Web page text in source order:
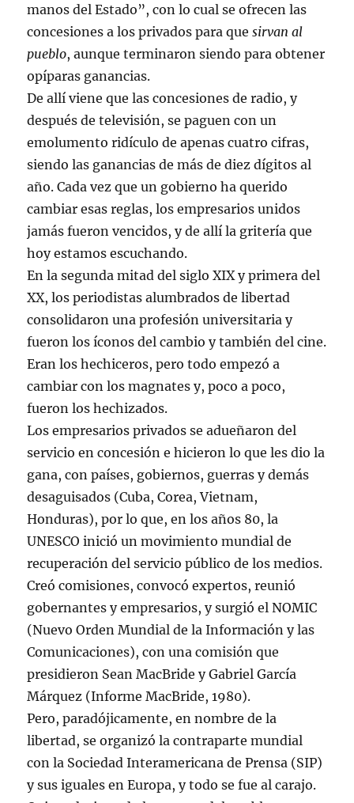
manos del Estado”, con lo cual se ofrecen las
concesiones a los privados para quesirvan al
pueblo, aunque terminaron siendo para obtener
opíparas ganancias.
De allí viene que las concesiones de radio, y
después de televisión, se paguen con un
emolumento ridículo de apenas cuatro cifras,
siendo las ganancias de más de diez dígitos al
año. Cada vez que un gobierno ha querido
cambiar esas reglas, los empresarios unidos
jamás fueron vencidos, y de allí la gritería que
hoy estamos escuchando.
En la segunda mitad del siglo XIX y primera del
XX, los periodistas alumbrados de libertad
consolidaron una profesión universitaria y
fueron los íconos del cambio y también del cine.
Eran los hechiceros, pero todo empezó a
cambiar con los magnates y, poco a poco,
fueron los hechizados.
Los empresarios privados se adueñaron del
servicio en concesión e hicieron lo que les dio la
gana, con países, gobiernos, guerras y demás
desaguisados (Cuba, Corea, Vietnam,
Honduras), por lo que, en los años 80, la
UNESCO inició un movimiento mundial de
recuperación del servicio público de los medios.
Creó comisiones, convocó expertos, reunió
gobernantes y empresarios, y surgió el NOMIC
(Nuevo Orden Mundial de la Información y las
Comunicaciones), con una comisión que
presidieron Sean MacBride y Gabriel García
Márquez (Informe MacBride, 1980).
Pero, paradójicamente, en nombre de la
libertad, se organizó la contraparte mundial
con la Sociedad Interamericana de Prensa (SIP)
y sus iguales en Europa, y todo se fue al carajo.